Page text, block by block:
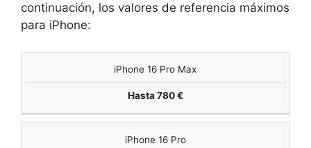
continuación, los valores de referencia máximos
para iPhone:
MODELO
VALOR
MÁXIMO
iPhone 16 Pro Max
Hasta 780 €
iPhone 16 Pro